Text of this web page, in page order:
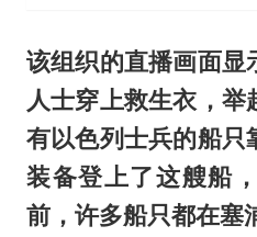
该组织的直播画面显
人士穿上救生衣，
有以色列士兵的船只
装备登上了这艘船
前，许多船只都在塞